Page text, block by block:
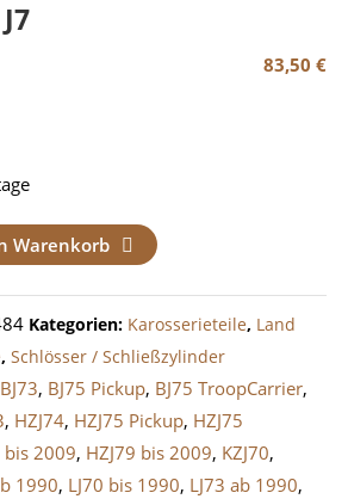
83,50€
Warenkorb
Kategorien: Karosserieteile, Land
, Schlösser / Schließzylinder
BJ73, BJ75 Pickup, BJ75 TroopCarrier,
, HZJ74, HZJ75 Pickup, HZJ75
bis 2009, HZJ79 bis 2009, KZJ70,
1990, LJ70 bis 1990, LJ73 ab 1990,